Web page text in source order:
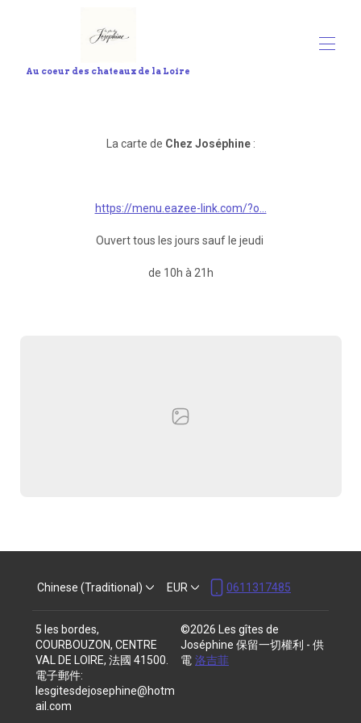
Au coeur des chateaux de la Loire
聯絡我們
約瑟芬的地圖
La carte de Chez Joséphine:
https://menu.eazee-link.com/?o...
Ouvert tous les jours sauf le jeudi
de 10h à 21h
Chinese (Traditional) EUR 0611317485
5 les bordes,
COURBOUZON, CENTRE
VAL DE LOIRE, 法國 41500
電子郵件:
lesgitesdejosephine@hotm
ail.com
©2026
Les gîtes de
Joséphine 保留一切權利 - 供
電 洛吉菲